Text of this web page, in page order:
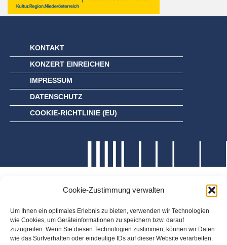
Cookie-Zustimmung verwalten
Um Ihnen ein optimales Erlebnis zu bieten, verwenden wir Technologien
wie Cookies, um Geräteinformationen zu speichern bzw. darauf
zuzugreifen. Wenn Sie diesen Technologien zustimmen, können wir Daten
wie das Surfverhalten oder eindeutige IDs auf dieser Website verarbeiten.
KONTAKT
KONZERT EINREICHEN
IMPRESSUM
DATENSCHUTZ
COOKIE-RICHTLINIE (EU)